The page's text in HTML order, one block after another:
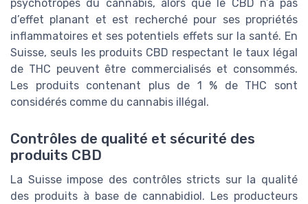
psychotropes du cannabis, alors que le CBD n’a pas
d’effet planant et est recherché pour ses propriétés
inflammatoires et ses potentiels effets sur la santé. En
Suisse, seuls les produits CBD respectant le taux légal
de THC peuvent être commercialisés et consommés.
Les produits contenant plus de 1 % de THC sont
considérés comme du cannabis illégal.
Contrôles de qualité et sécurité des
produits CBD
La Suisse impose des contrôles stricts sur la qualité
des produits à base de cannabidiol. Les producteurs